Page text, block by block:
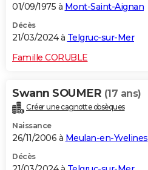
01/09/1975 à Mont-Saint-Aignan
Décès
21/03/2024 à Telgruc-sur-Mer
Famille CORUBLE
Swann SOUMER (17 ans)
Créer une cagnotte obsèques
Naissance
26/11/2006 à Meulan-en-Yvelines
Décès